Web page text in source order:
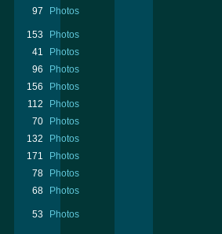
97 Photos
153
Photos
41
Photos
96
Photos
156
Photos
112
Photos
70
Photos
132
Photos
171
Photos
78
Photos
68 Photos
53 Photos